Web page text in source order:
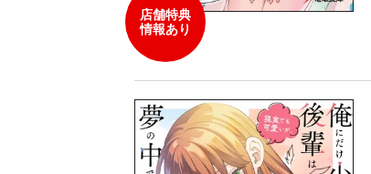
店舗特典
情報あり